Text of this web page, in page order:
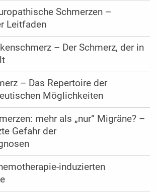
Schmerzen –
Leitfaden
– Der Schmerz, der in
– Das Repertoire der
Möglichkeiten
mehr als „nur“ Migräne? –
Gefahr der
induzierten